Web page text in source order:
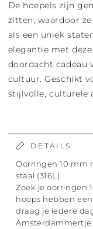
De hoepels zijn
zitten, waardoor
als een uniek
elegantie met
doordacht cadeau
cultuur. Geschikt
stijlvolle, culturele
DETAILS
Oorringen 10 mm
staal (316L)
Zoek je oorringen
hoops hebben
draag je iedere
Amsterdammertje